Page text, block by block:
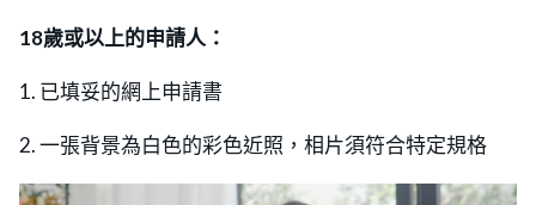
18歲或以上的申請人：
1. 已填妥的網上申請書
2. 一張背景為白色的彩色近照，相片須符合特定規格